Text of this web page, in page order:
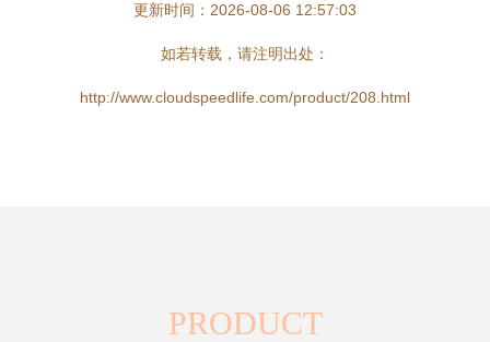
更新时间：2026-08-06 12:57:03
如若转载，请注明出处：
http://www.cloudspeedlife.com/product/208.html
PRODUCT